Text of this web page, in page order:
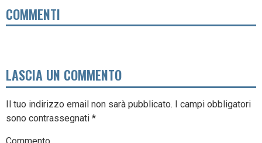
COMMENTI
LASCIA UN COMMENTO
Il tuo indirizzo email non sarà pubblicato. I campi obbligatori
sono contrassegnati *